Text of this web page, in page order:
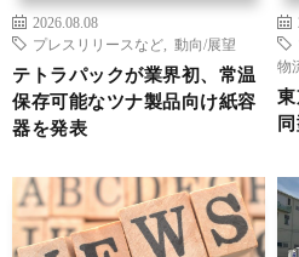
2026.08.08
プレスリリースなど
動向/展望
テトラパックが業界初、常温
保存可能なツナ製品向け紙容
器を発表
物